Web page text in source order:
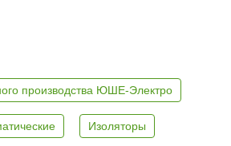
производства ЮШЕ-Электро
Изоляторы